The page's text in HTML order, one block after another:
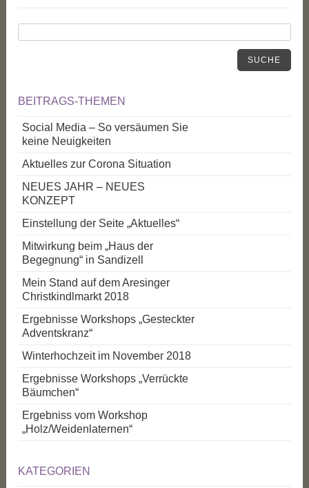
SUCHE
BEITRAGS-THEMEN
Social Media – So versäumen Sie
keine Neuigkeiten
Aktuelles zur Corona Situation
NEUES JAHR – NEUES
KONZEPT
Einstellung der Seite „Aktuelles“
Mitwirkung beim „Haus der
Begegnung“ in Sandizell
Mein Stand auf dem Aresinger
Christkindlmarkt 2018
Ergebnisse Workshops „Gesteckter
Adventskranz“
Winterhochzeit im November 2018
Ergebnisse Workshops „Verrückte
Bäumchen“
Ergebniss vom Workshop
„Holz/Weidenlaternen“
KATEGORIEN